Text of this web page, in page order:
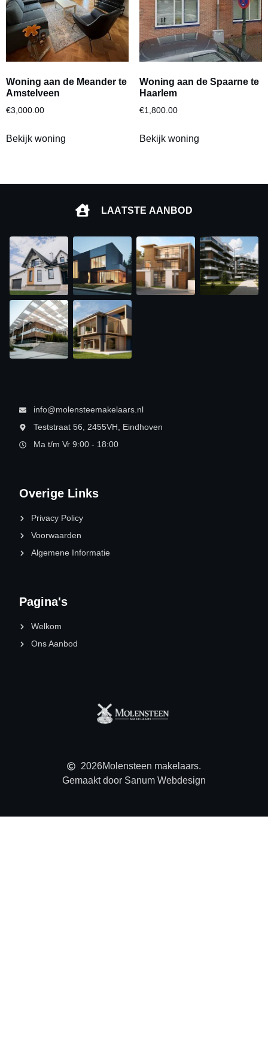
Woning aan de Meander te
Amstelveen
€3,000.00
Bekijk woning
Woning aan de Spaarne te
Haarlem
€1,800.00
Bekijk woning
LAATSTE AANBOD
2026Molensteen makelaars.
Gemaakt door Sanum Webdesign
Pagina's
Welkom
Ons Aanbod
Overige Links
Privacy Policy
Voorwaarden
Algemene Informatie
info@molensteemakelaars.nl
Teststraat 56, 2455VH, Eindhoven
Ma t/m Vr 9:00 - 18:00